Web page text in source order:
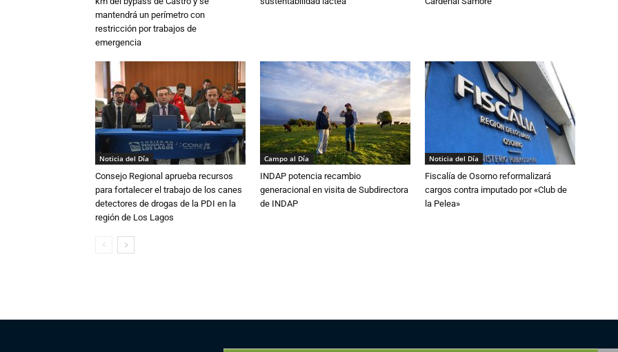
mantendrá un perímetro con
restricción por trabajos de
emergencia
Noticia del Día
Consejo Regional aprueba recursos
para fortalecer el trabajo de los canes
detectores de drogas de la PDI en la
región de Los Lagos
Campo al Día
INDAP potencia recambio
generacional en visita de Subdirectora
de INDAP
Noticia del Día
Fiscalía de Osorno reformalizará
cargos contra imputado por «Club de
la Pelea»